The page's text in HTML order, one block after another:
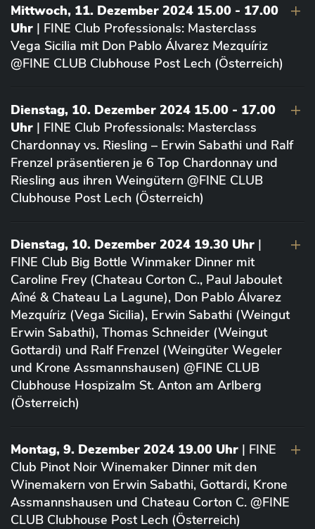
Mittwoch, 11. Dezember 2024 15.00 - 17.00
Uhr | FINE Club Professionals: Masterclass
Vega Sicilia mit Don Pablo Álvarez Mezquíriz
@FINE CLUB Clubhouse Post Lech (Österreich)
Dienstag, 10. Dezember 2024 15.00 - 17.00
Uhr | FINE Club Professionals: Masterclass
Chardonnay vs. Riesling – Erwin Sabathi und Ralf
Frenzel präsentieren je 6 Top Chardonnay und
Riesling aus ihren Weingütern @FINE CLUB
Clubhouse Post Lech (Österreich)
Dienstag, 10. Dezember 2024 19.30 Uhr |
FINE Club Big Bottle Winmaker Dinner mit
Caroline Frey (Chateau Corton C., Paul Jaboulet
Aîné & Chateau La Lagune), Don Pablo Álvarez
Mezquíriz (Vega Sicilia), Erwin Sabathi (Weingut
Erwin Sabathi), Thomas Schneider (Weingut
Gottardi) und Ralf Frenzel (Weingüter Wegeler
und Krone Assmannshausen) @FINE CLUB
Clubhouse Hospizalm St. Anton am Arlberg
(Österreich)
Montag, 9. Dezember 2024 19.00 Uhr | FINE
Club Pinot Noir Winemaker Dinner mit den
Winemakern von Erwin Sabathi, Gottardi, Krone
Assmannshausen und Chateau Corton C. @FINE
CLUB Clubhouse Post Lech (Österreich)